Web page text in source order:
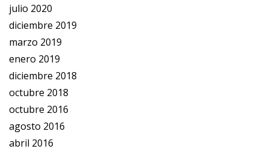
julio 2020
diciembre 2019
marzo 2019
enero 2019
diciembre 2018
octubre 2018
octubre 2016
agosto 2016
abril 2016